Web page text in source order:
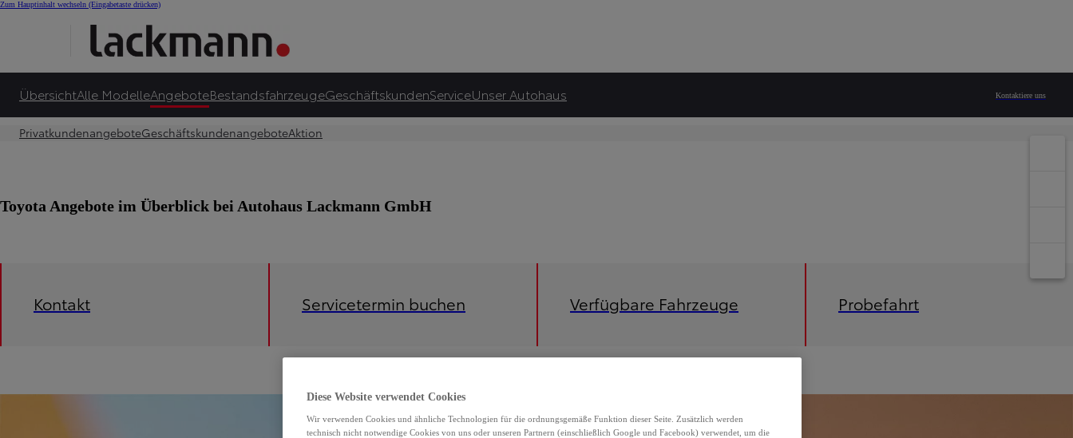
Zum Hauptinhalt wechseln (Eingabetaste drücken)
ÜbersichtAlle ModelleAngeboteBestandsfahrzeugeGeschäftskundenServiceUnser Autohaus Kontaktiere uns
PrivatkundenangeboteGeschäftskundenangeboteAktion
Toyota Angebote im Überblick bei Autohaus Lackmann GmbH
Kontakt Servicetermin buchen Verfügbare Fahrzeuge Probefahrt
Diese Website verwendet Cookies
Wir verwenden Cookies und ähnliche Technologien für die ordnungsgemäße Funktion dieser Seite. Zusätzlich werden
technisch nicht notwendige Cookies von uns oder unseren Partnern (einschließlich Google und Facebook) verwendet, um die